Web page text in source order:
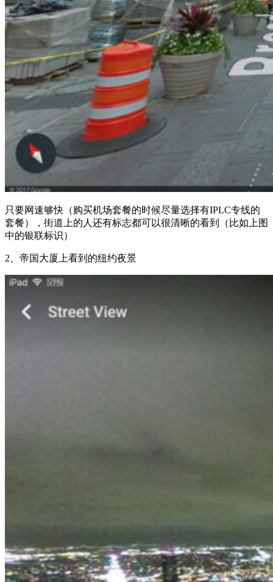
只要网速够快（购买机场套餐的时候尽量选择有IPLC专线的
套餐），街道上的人还有标志都可以很清晰的看到（比如上图
中的银联标识）
2、帝国大厦上看到的纽约夜景